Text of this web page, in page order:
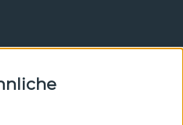
Sie vor allen anderen